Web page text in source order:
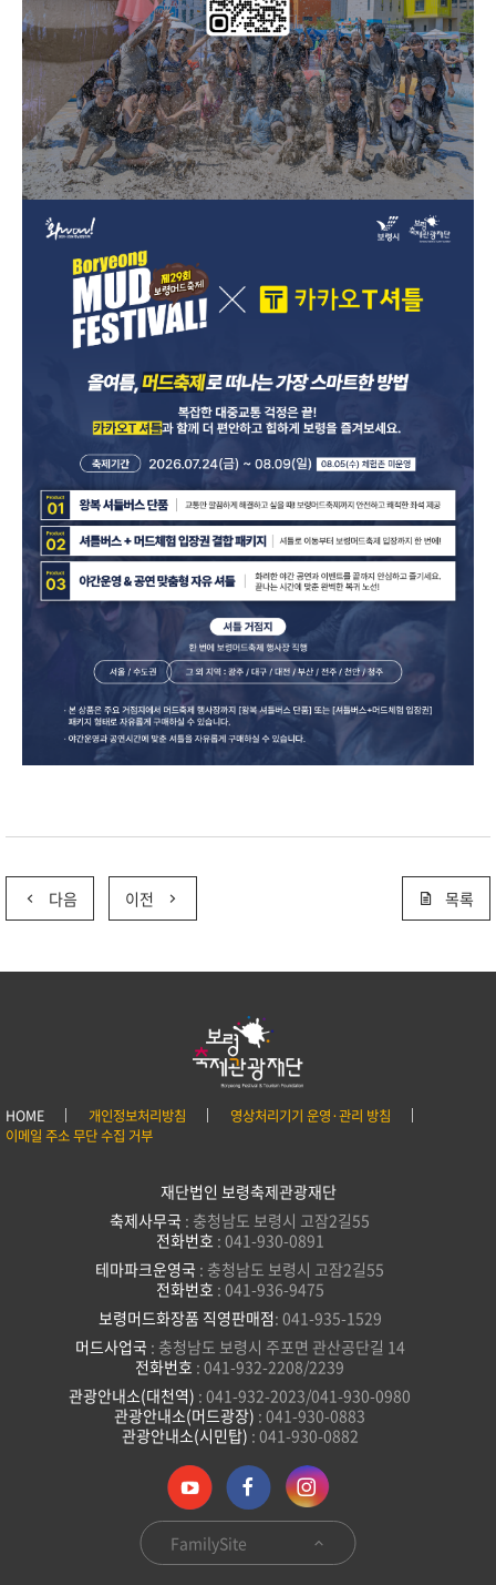
다음 이전 목록
HOME 개인정보처리방침
영상처리기기 운영·관리 방침
이메일 주소 무단 수집 거부
재단법인 보령축제관광재단
축제사무국 : 충청남도 보령시 고잠2길55
전화번호 : 041-930-0891
테마파크운영국 : 충청남도 보령시 고잠2길55
전화번호 : 041-936-9475
보령머드화장품 직영판매점: 041-935-1529
머드사업국 : 충청남도 보령시 주포면 관산공단길 14
전화번호 : 041-932-2208/2239
관광안내소(대천역) : 041-932-2023/041-930-0980
관광안내소(머드광장) : 041-930-0883
관광안내소(시민탑) : 041-930-0882
FamilySite